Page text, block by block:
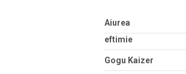
Aiurea
eftimie
Gogu Kaizer